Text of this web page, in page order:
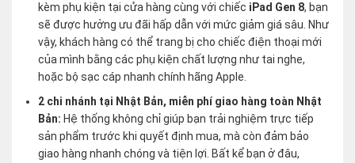
kèm phụ kiện tại cửa hàng cùng với chiếc iPad Gen 8, bạn
sẽ được hưởng ưu đãi hấp dẫn với mức giảm giá sâu. Như
vậy, khách hàng có thể trang bị cho chiếc điện thoại mới
của mình bằng các phụ kiện chất lượng như tai nghe,
hoặc bộ sạc cáp nhanh chính hãng Apple.
2 chi nhánh tại Nhật Bản, miễn phí giao hàng toàn Nhật
Bản: Hệ thống không chỉ giúp bạn trải nghiệm trực tiếp
sản phẩm trước khi quyết định mua, mà còn đảm bảo
giao hàng nhanh chóng và tiện lợi. Bất kể bạn ở đâu,